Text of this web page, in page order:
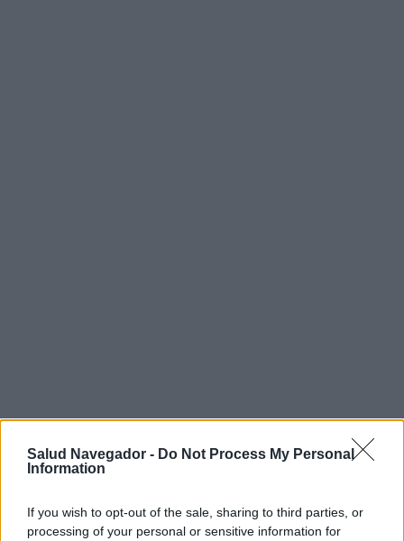
Salud Navegador - Do Not Process My Personal
Information
If you wish to opt-out of the sale, sharing to third parties, or
processing of your personal or sensitive information for